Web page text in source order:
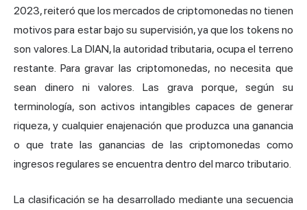
2023, reiteró que los mercados de criptomonedas no tienen
motivos para estar bajo su supervisión, ya que los tokens no
son valores. La DIAN, la autoridad tributaria, ocupa el terreno
restante. Para gravar las criptomonedas, no necesita que
sean dinero ni valores. Las grava porque, según su
terminología, son activos intangibles capaces de generar
riqueza, y cualquier enajenación que produzca una ganancia
o que trate las ganancias de las criptomonedas como
ingresos regulares se encuentra dentro del marco tributario.
La clasificación se ha desarrollado mediante una secuencia